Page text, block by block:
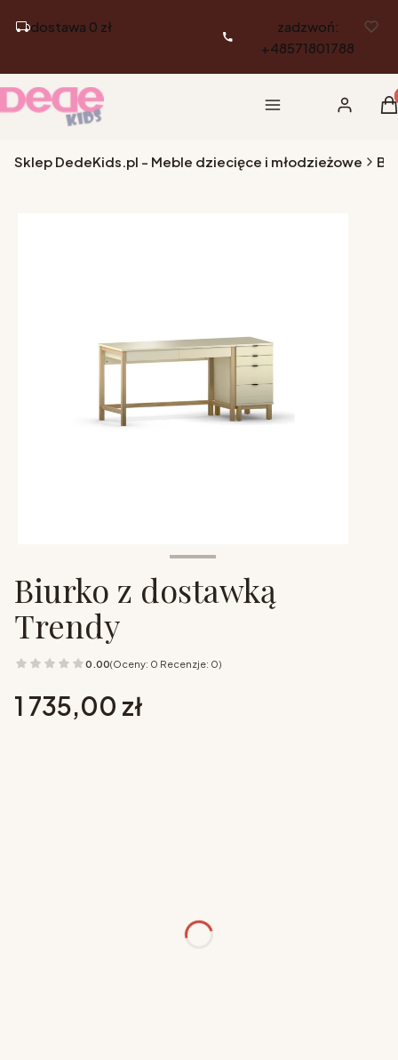
dostawa 0 zł
zadzwoń:
+48571801788
Menu Zaloguj się
Sklep DedeKids.pl - Meble dziecięce i młodzieżowe
Biurko z dostawką
Trendy
0.00(Oceny: 0 Recenzje: 0)
Cena
1 735,00 zł